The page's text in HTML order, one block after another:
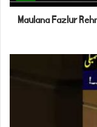
Maulana Fazlur